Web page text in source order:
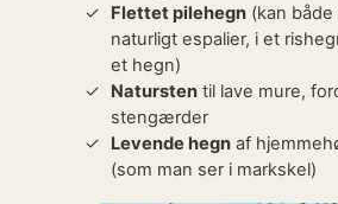
Flettet pilehegn(kan både
naturligt espalier, i et
et hegn)
Naturstentil lave mure,
stengærder
Levende hegnaf
(som man ser i markskel)